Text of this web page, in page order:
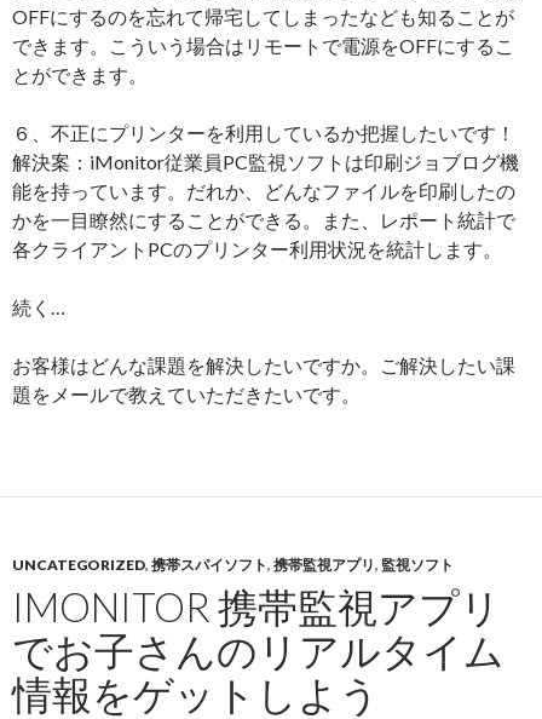
OFFにするのを忘れて帰宅してしまったなども知ることが
できます。こういう場合はリモートで電源をOFFにするこ
とができます。
６、不正にプリンターを利用しているか把握したいです！
解決案：iMonitor従業員PC監視ソフトは印刷ジョブログ機
能を持っています。だれか、どんなファイルを印刷したの
かを一目瞭然にすることができる。また、レポート統計で
各クライアントPCのプリンター利用状況を統計します。
続く…
お客様はどんな課題を解決したいですか。ご解決したい課
題をメールで教えていただきたいです。
UNCATEGORIZED, 携帯スパイソフト, 携帯監視アプリ, 監視ソフト
IMONITOR 携帯監視アプリ
でお子さんのリアルタイム
情報をゲットしよう